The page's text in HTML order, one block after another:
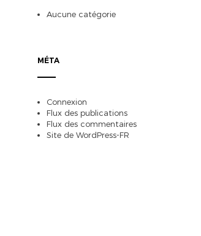
Aucune catégorie
MÉTA
Connexion
Flux des publications
Flux des commentaires
Site de WordPress-FR